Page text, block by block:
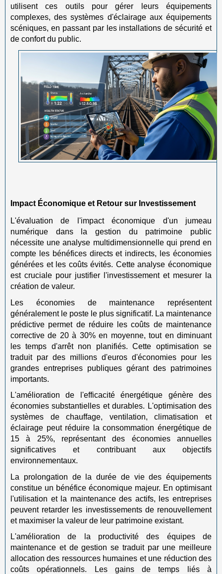
utilisent ces outils pour gérer leurs équipements
complexes, des systèmes d'éclairage aux équipements
scéniques, en passant par les installations de sécurité et
de confort du public.
Impact Économique et Retour sur Investissement
L'évaluation de l'impact économique d'un jumeau
numérique dans la gestion du patrimoine public
nécessite une analyse multidimensionnelle qui prend en
compte les bénéfices directs et indirects, les économies
générées et les coûts évités. Cette analyse économique
est cruciale pour justifier l'investissement et mesurer la
création de valeur.
Les économies de maintenance représentent
généralement le poste le plus significatif. La maintenance
prédictive permet de réduire les coûts de maintenance
corrective de 20 à 30% en moyenne, tout en diminuant
les temps d'arrêt non planifiés. Cette optimisation se
traduit par des millions d'euros d'économies pour les
grandes entreprises publiques gérant des patrimoines
importants.
L'amélioration de l'efficacité énergétique génère des
économies substantielles et durables. L'optimisation des
systèmes de chauffage, ventilation, climatisation et
éclairage peut réduire la consommation énergétique de
15 à 25%, représentant des économies annuelles
significatives et contribuant aux objectifs
environnementaux.
La prolongation de la durée de vie des équipements
constitue un bénéfice économique majeur. En optimisant
l'utilisation et la maintenance des actifs, les entreprises
peuvent retarder les investissements de renouvellement
et maximiser la valeur de leur patrimoine existant.
L'amélioration de la productivité des équipes de
maintenance et de gestion se traduit par une meilleure
allocation des ressources humaines et une réduction des
coûts opérationnels. Les gains de temps liés à